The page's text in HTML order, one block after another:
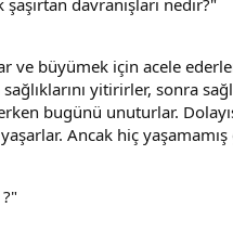
ve büyümek için acele
yitirirler, sonra
bugünü unuturlar.
Ancak hiç